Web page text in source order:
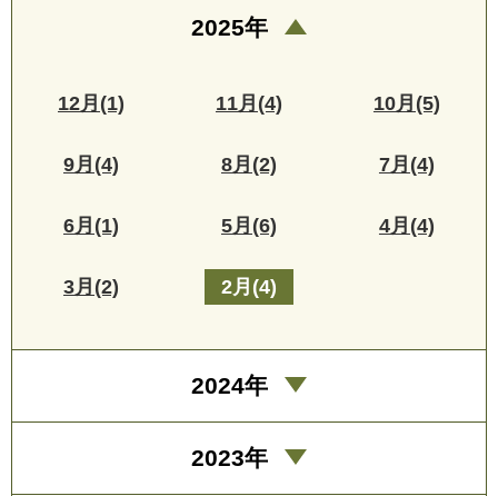
2025年
12月(1) 11月(4) 10月(5)
9月(4) 8月(2) 7月(4)
6月(1) 5月(6) 4月(4)
3月(2) 2月(4)
2024年
2023年